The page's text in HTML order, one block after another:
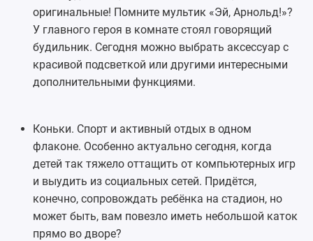
оригинальные! Помните мультик «Эй, Арнольд!»?
У главного героя в комнате стоял говорящий
будильник. Сегодня можно выбрать аксессуар с
красивой подсветкой или другими интересными
дополнительными функциями.
Коньки. Спорт и активный отдых в одном
флаконе. Особенно актуально сегодня, когда
детей так тяжело оттащить от компьютерных игр
и выудить из социальных сетей. Придётся,
конечно, сопровождать ребёнка на стадион, но
может быть, вам повезло иметь небольшой каток
прямо во дворе?